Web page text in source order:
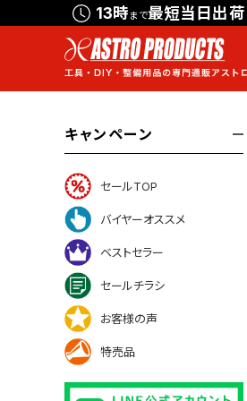
13時まで最短当日出荷
キャンペーン
セールTOP
バイヤーオススメ
ベストセラー
セールチラシ
お客様の声
特売品